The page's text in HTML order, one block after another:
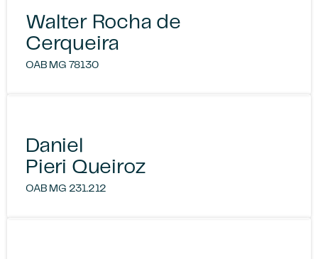
Walter Rocha de
Cerqueira
OAB MG 78130
Daniel
Pieri Queiroz
OAB MG 231.212